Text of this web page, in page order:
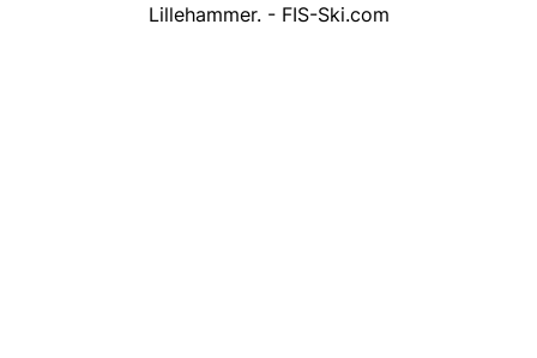
Lillehammer. - FIS-Ski.com